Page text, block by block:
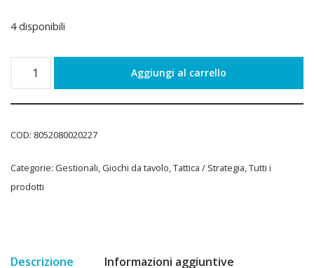
4 disponibili
Aggiungi al carrello
COD: 8052080020227
Categorie: Gestionali,Giochi da tavolo,Tattica / Strategia,Tutti i
prodotti
Descrizione Informazioni aggiuntive